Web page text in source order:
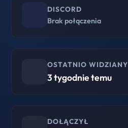
DISCORD
Brak połączenia
OSTATNIO WIDZIANY
3 tygodnie temu
DOŁĄCZYŁ